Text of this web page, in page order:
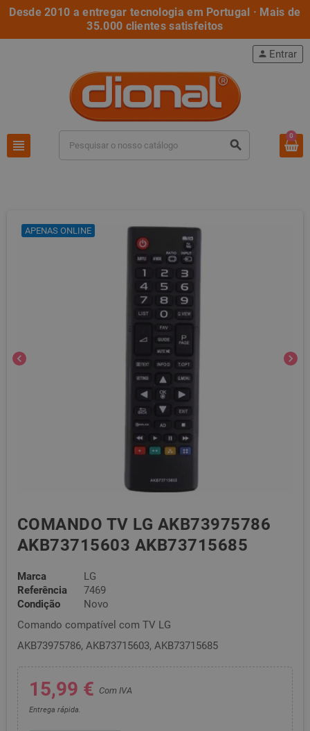
Desde 2010 a entregar tecnologia em Portugal · Mais de
35.000 clientes satisfeitos
view_headline search
person Entrar
0
chevron_left chevron_right
APENAS ONLINE
COMANDO TV LG AKB73975786
AKB73715603 AKB73715685
Marca
LG
Referência
7469
Condição
Novo
Comando compatível com TV LG
AKB73975786, AKB73715603, AKB73715685
15,99 € Com IVA
Entrega rápida.